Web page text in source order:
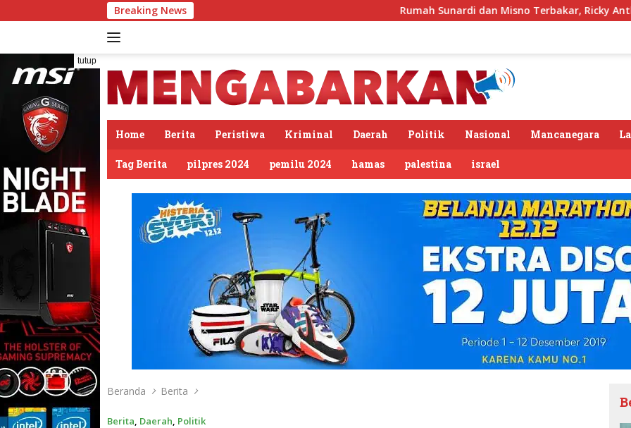
ke
Breaking News Rumah Sunardi dan Misno Terbakar, Ricky Anthony Hadir Bawa
tutup
Home Berita Peristiwa Kriminal Daerah Politik Nasional Mancanegara
Tag Berita pilpres 2024 pemilu 2024 hamas palestina israel
Beranda Berita
Berita, Daerah, Politik